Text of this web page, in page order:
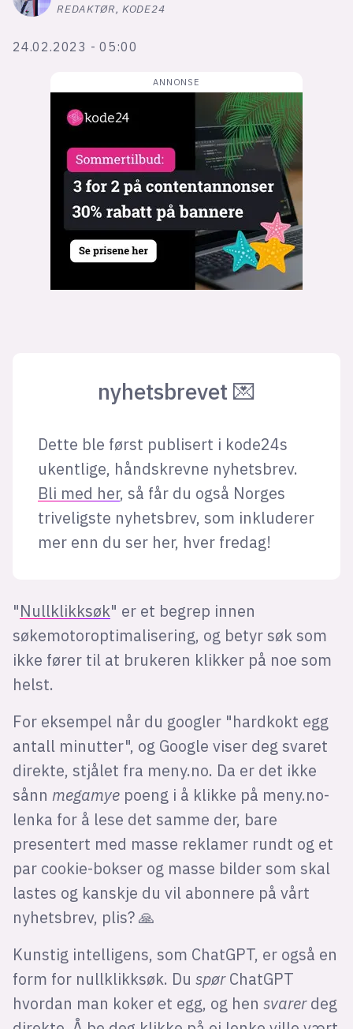
REDAKTØR, KODE24
24.02.2023 - 05:00
nyhetsbrevet 💌
Dette ble først publisert i kode24s
ukentlige, håndskrevne nyhetsbrev.
Bli med her, så får du også Norges
triveligste nyhetsbrev, som inkluderer
mer enn du ser her, hver fredag!
"Nullklikksøk" er et begrep innen
søkemotoroptimalisering, og betyr søk som
ikke fører til at brukeren klikker på noe som
helst.
For eksempel når du googler "hardkokt egg
antall minutter", og Google viser deg svaret
direkte, stjålet fra meny.no. Da er det ikke
sånn megamye poeng i å klikke på meny.no-
lenka for å lese det samme der, bare
presentert med masse reklamer rundt og et
par cookie-bokser og masse bilder som skal
lastes og kanskje du vil abonnere på vårt
nyhetsbrev, plis? 🙏
Kunstig intelligens, som ChatGPT, er også en
form for nullklikksøk. Du spør ChatGPT
hvordan man koker et egg, og hen svarer deg